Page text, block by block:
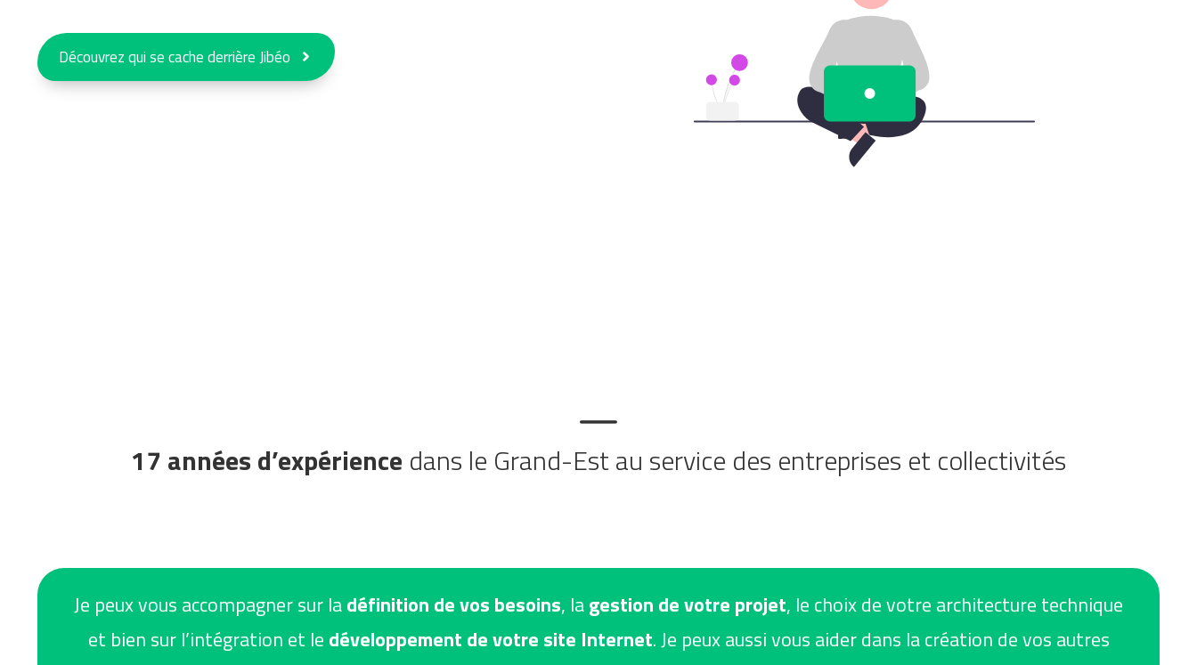
Découvrez qui se cache derrière Jibéo
17 années d’expérience dans le Grand-Est au service des entreprises et collectivités
Je peux vous accompagner sur ladéfinition de vos besoins, lagestion de votre projet, le choix de votre architecture technique
et bien sur l’intégration et le développement de votre site Internet. Je peux aussi vous aider dans la création de vos autres